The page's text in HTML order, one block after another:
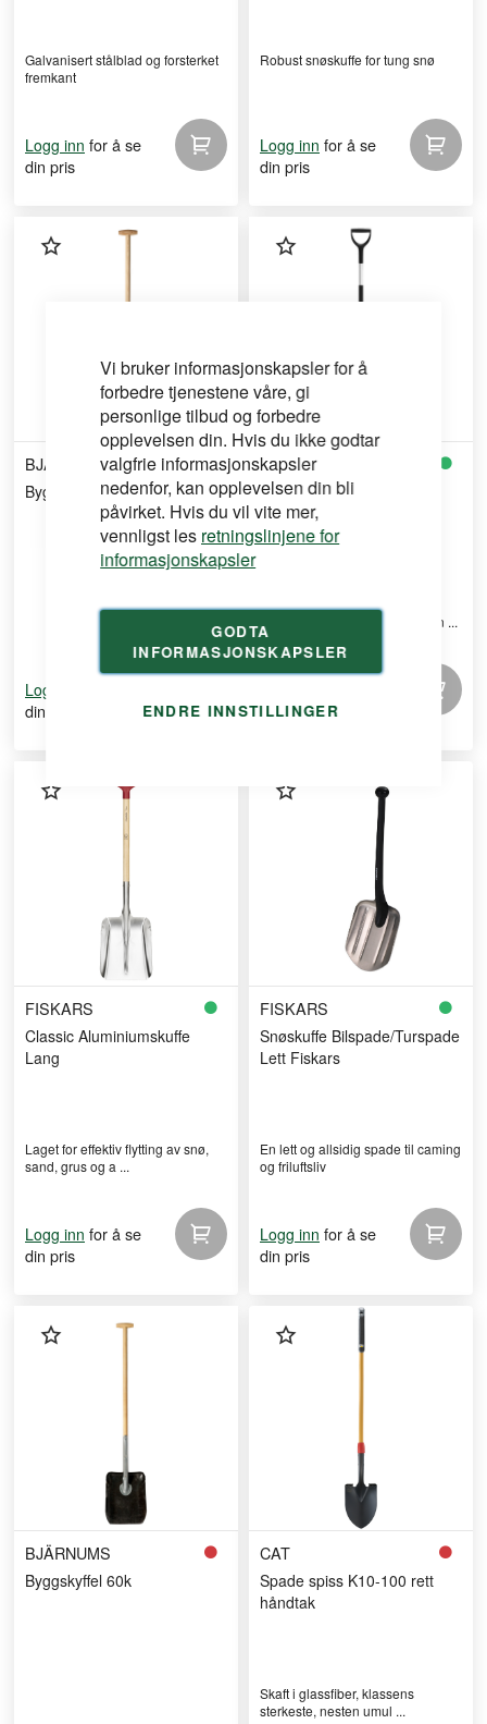
Vi bruker informasjonskapsler for å
forbedre tjenestene våre, gi
personlige tilbud og forbedre
opplevelsen din. Hvis du ikke godtar
valgfrie informasjonskapsler
nedenfor, kan opplevelsen din bli
påvirket. Hvis du vil vite mer,
vennligst les retningslinjene for
informasjonskapsler
GODTA
INFORMASJONSKAPSLER
ENDRE INNSTILLINGER
Galvani­sert stålblad og forsterket
fremkant
Logg inn for å se
din pris
Robust snøskuffe for tung snø
Logg inn for å se
din pris
BJÄRNUMS
Byggskyffel Aluminium
Logg inn
din pris
BJÄRNUMS
Snøskuffe M2 med
aluminiumsskaft
Snøskuffe med blad i
kuldebestandig plast og alumin ...
din pris
FISKARS
Classic Aluminiumskuffe
Lang
Laget for effektiv flytting av snø,
sand, grus og a ...
Logg inn for å se
din pris
FISKARS
Snøskuffe Bilspade/Turspade
Lett Fiskars
En lett og allsidig spade til caming
og friluftsliv
Logg inn for å se
din pris
BJÄRNUMS
Byggskyffel 60k
CAT
Spade spiss K10-100 rett
håndtak
Skaft i glassfiber, klassens
sterkeste, nesten umul ...